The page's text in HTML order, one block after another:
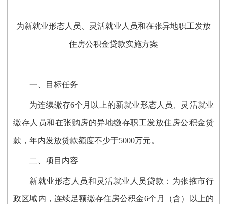
为新就业形态人员、灵活就业人员和在张异地职工发放
住房公积金贷款实施方案
一、目标任务
为连续缴存6个月以上的新就业形态人员、灵活就业
缴存人员和在张购房的异地缴存职工发放住房公积金贷
款，年内发放贷款额度不少于5000万元。
二、项目内容
新就业形态人员和 灵活就业人员贷款： 为张掖市行
政区域内，连续足额缴存住房公积金6个月（含）以上的